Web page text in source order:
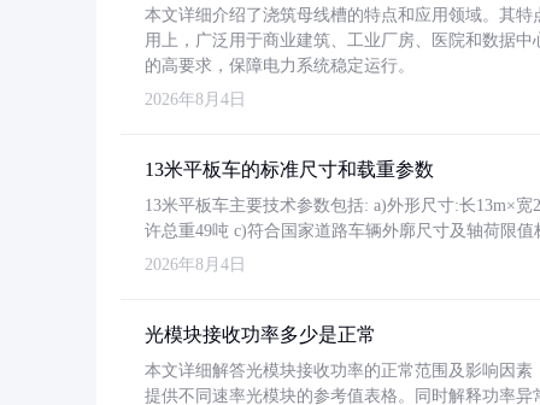
本文详细介绍了浇筑母线槽的特点和应用领域。其
用上，广泛用于商业建筑、工业厂房、医院和数据
的高要求，保障电力系统稳定运行。
2026年8月4日
13米平板车的标准尺寸和载重参数
13米平板车主要技术参数包括: a)外形尺寸:长13m×
许总重49吨 c)符合国家道路车辆外廓尺寸及轴荷限值
2026年8月4日
光模块接收功率多少是正常
本文详细解答光模块接收功率的正常范围及影响因
提供不同速率光模块的参考值表格。同时解释功率